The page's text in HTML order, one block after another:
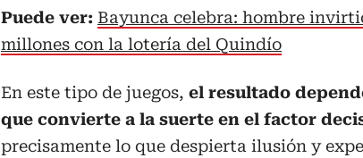
Puede ver: Bayunca celebra: hombre
millones con la lotería del Quindío
En este tipo de juegos, el resultado
que convierte a la suerte en el factor
precisamente lo que despierta ilusión y